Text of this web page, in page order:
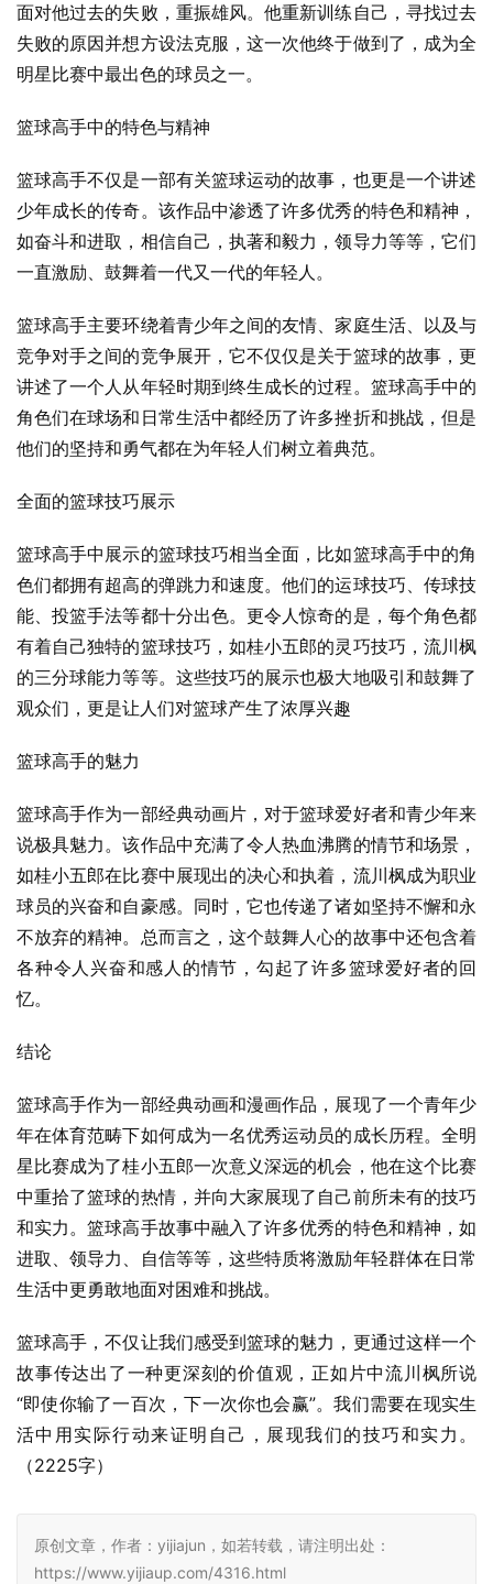
面对他过去的失败，重振雄风。他重新训练自己，寻找过去
失败的原因并想方设法克服，这一次他终于做到了，成为全
明星比赛中最出色的球员之一。
篮球高手中的特色与精神
篮球高手不仅是一部有关篮球运动的故事，也更是一个讲述
少年成长的传奇。该作品中渗透了许多优秀的特色和精神，
如奋斗和进取，相信自己，执著和毅力，领导力等等，它们
一直激励、鼓舞着一代又一代的年轻人。
篮球高手主要环绕着青少年之间的友情、家庭生活、以及与
竞争对手之间的竞争展开，它不仅仅是关于篮球的故事，更
讲述了一个人从年轻时期到终生成长的过程。篮球高手中的
角色们在球场和日常生活中都经历了许多挫折和挑战，但是
他们的坚持和勇气都在为年轻人们树立着典范。
全面的篮球技巧展示
篮球高手中展示的篮球技巧相当全面，比如篮球高手中的角
色们都拥有超高的弹跳力和速度。他们的运球技巧、传球技
能、投篮手法等都十分出色。更令人惊奇的是，每个角色都
有着自己独特的篮球技巧，如桂小五郎的灵巧技巧，流川枫
的三分球能力等等。这些技巧的展示也极大地吸引和鼓舞了
观众们，更是让人们对篮球产生了浓厚兴趣
篮球高手的魅力
篮球高手作为一部经典动画片，对于篮球爱好者和青少年来
说极具魅力。该作品中充满了令人热血沸腾的情节和场景，
如桂小五郎在比赛中展现出的决心和执着，流川枫成为职业
球员的兴奋和自豪感。同时，它也传递了诸如坚持不懈和永
不放弃的精神。总而言之，这个鼓舞人心的故事中还包含着
各种令人兴奋和感人的情节，勾起了许多篮球爱好者的回
忆。
结论
篮球高手作为一部经典动画和漫画作品，展现了一个青年少
年在体育范畴下如何成为一名优秀运动员的成长历程。全明
星比赛成为了桂小五郎一次意义深远的机会，他在这个比赛
中重拾了篮球的热情，并向大家展现了自己前所未有的技巧
和实力。篮球高手故事中融入了许多优秀的特色和精神，如
进取、领导力、自信等等，这些特质将激励年轻群体在日常
生活中更勇敢地面对困难和挑战。
篮球高手，不仅让我们感受到篮球的魅力，更通过这样一个
故事传达出了一种更深刻的价值观，正如片中流川枫所说
“即使你输了一百次，下一次你也会赢”。我们需要在现实生
活中用实际行动来证明自己，展现我们的技巧和实力。
（2225字）
原创文章，作者：yijiajun，如若转载，请注明出处：
https://www.yijiaup.com/4316.html